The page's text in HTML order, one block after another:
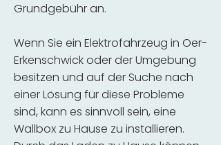
Grundgebühr an.
Wenn Sie ein Elektrofahrzeug in Oer-
Erkenschwick oder der Umgebung
besitzen und auf der Suche nach
einer Lösung für diese Probleme
sind, kann es sinnvoll sein, eine
Wallbox zu Hause zu installieren.